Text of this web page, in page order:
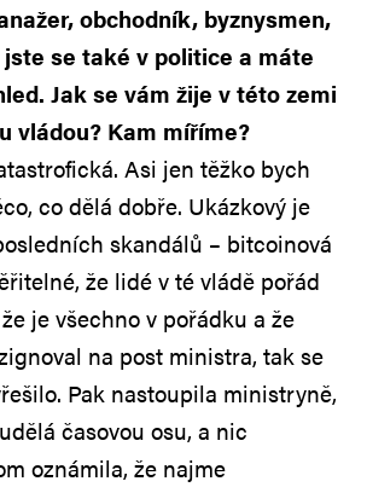
obchodník, byznysmen,
se také v politice a máte
Jak se vám žije v této zemi
vládou? Kam míříme?
Asi jen těžko bych
co dělá dobře. Ukázkový je
skandálů – bitcoinová
že lidé v té vládě pořád
je všechno v pořádku a že
na post ministra, tak se
Pak nastoupila ministryně,
časovou osu, a nic
oznámila, že najme